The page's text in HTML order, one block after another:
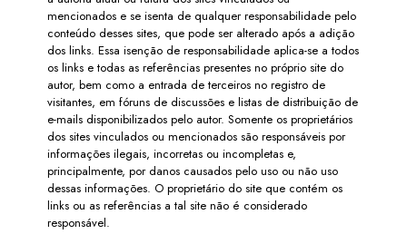
mencionados e se isenta de qualquer responsabilidade pelo
conteúdo desses sites, que pode ser alterado após a adição
dos links. Essa isenção de responsabilidade aplica-se a todos
os links e todas as referências presentes no próprio site do
autor, bem como a entrada de terceiros no registro de
visitantes, em fóruns de discussões e listas de distribuição de
e-mails disponibilizados pelo autor. Somente os proprietários
dos sites vinculados ou mencionados são responsáveis por
informações ilegais, incorretas ou incompletas e,
principalmente, por danos causados pelo uso ou não uso
dessas informações. O proprietário do site que contém os
links ou as referências a tal site não é considerado
responsável.